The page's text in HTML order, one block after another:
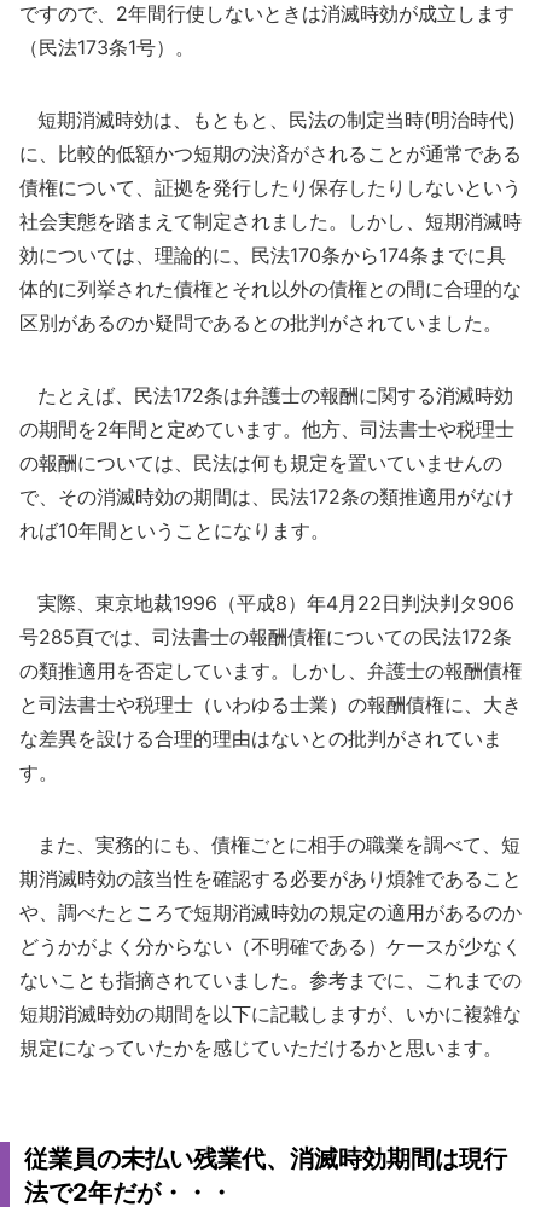
ですので、2年間行使しないときは消滅時効が成立します
（民法173条1号）。
短期消滅時効は、もともと、民法の制定当時(明治時代)
に、比較的低額かつ短期の決済がされることが通常である
債権について、証拠を発行したり保存したりしないという
社会実態を踏まえて制定されました。しかし、短期消滅時
効については、理論的に、民法170条から174条までに具
体的に列挙された債権とそれ以外の債権との間に合理的な
区別があるのか疑問であるとの批判がされていました。
たとえば、民法172条は弁護士の報酬に関する消滅時効
の期間を2年間と定めています。他方、司法書士や税理士
の報酬については、民法は何も規定を置いていませんの
で、その消滅時効の期間は、民法172条の類推適用がなけ
れば10年間ということになります。
実際、東京地裁1996（平成8）年4月22日判決判タ906
号285頁では、司法書士の報酬債権についての民法172条
の類推適用を否定しています。しかし、弁護士の報酬債権
と司法書士や税理士（いわゆる士業）の報酬債権に、大き
な差異を設ける合理的理由はないとの批判がされていま
す。
また、実務的にも、債権ごとに相手の職業を調べて、短
期消滅時効の該当性を確認する必要があり煩雑であること
や、調べたところで短期消滅時効の規定の適用があるのか
どうかがよく分からない（不明確である）ケースが少なく
ないことも指摘されていました。参考までに、これまでの
短期消滅時効の期間を以下に記載しますが、いかに複雑な
規定になっていたかを感じていただけるかと思います。
従業員の未払い残業代、消滅時効期間は現行
法で2年だが・・・